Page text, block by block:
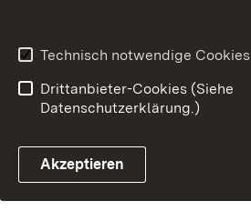
Technisch notwendige Cookies
Drittanbieter-Cookies (Siehe
Datenschutzerklärung.)
Akzeptieren